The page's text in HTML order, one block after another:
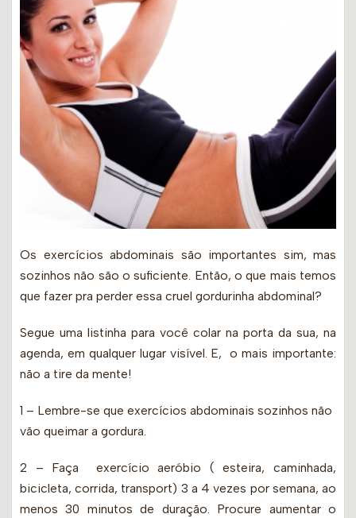
Os exercícios abdominais são importantes sim, mas
sozinhos não são o suficiente. Então, o que mais temos
que fazer pra perder essa cruel gordurinha abdominal?
Segue uma listinha para você colar na porta da sua, na
agenda, em qualquer lugar visível. E, o mais importante:
não a tire da mente!
1 – Lembre-se que exercícios abdominais sozinhos não
vão queimar a gordura.
2 – Faça exercício aeróbio ( esteira, caminhada,
bicicleta, corrida, transport) 3 a 4 vezes por semana, ao
menos 30 minutos de duração. Procure aumentar o